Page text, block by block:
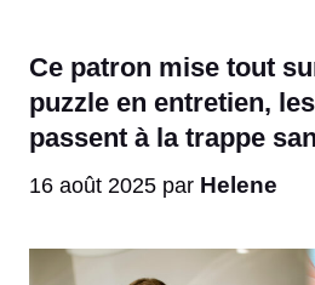
Ce patron mise tout
puzzle en entretien,
passent à la trappe
16 août 2025 par Helene